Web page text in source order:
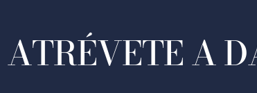
ATRÉVETE A